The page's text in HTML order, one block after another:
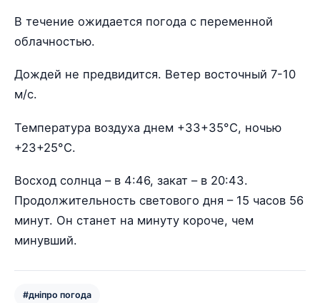
В течение ожидается погода с переменной
облачностью.
Дождей не предвидится. Ветер восточный 7-10
м/с.
Температура воздуха днем +33+35°С, ночью
+23+25°С.
Восход солнца – в 4:46, закат – в 20:43.
Продолжительность светового дня – 15 часов 56
минут. Он станет на минуту короче, чем
минувший.
#дніпро погода